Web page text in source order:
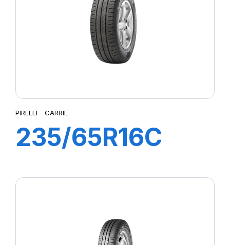
PIRELLI - CARRIE
235/65R16C